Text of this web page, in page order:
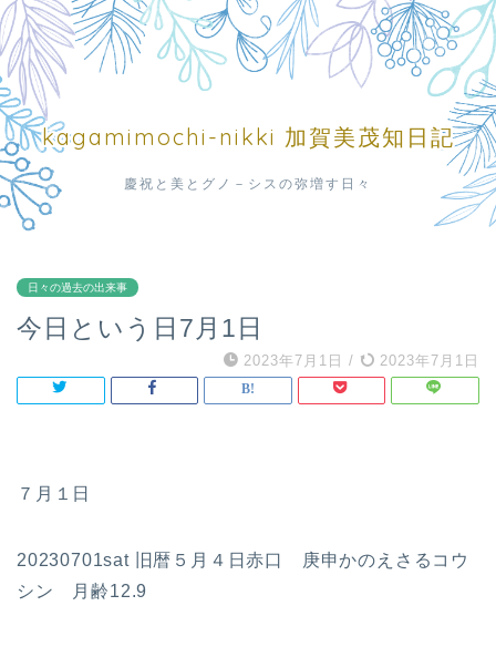
kagamimochi-nikki 加賀美茂知日記
慶祝と美とグノ－シスの弥増す日々
日々の過去の出来事
今日という日7月1日
2023年7月1日 / 2023年7月1日
７月１日
20230701sat 旧暦５月４日赤口 庚申かのえさるコウ
シン 月齢12.9